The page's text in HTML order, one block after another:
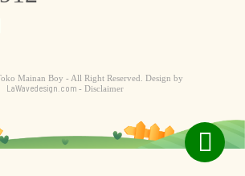
Mainan Boy - All Right Reserved. Design by
LaWavedesign.com - Disclaimer